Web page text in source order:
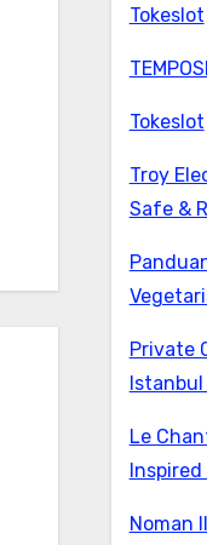
Tokeslot
Tokeslot
Troy
Safe &
Private
Istanbul
Le
Noman